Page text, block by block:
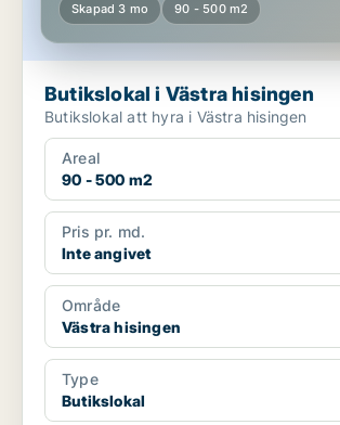
Skapad 3 mo 90 - 500 m2
Butikslokal i Västra hisingen
Butikslokal att hyra i Västra hisingen
Areal
90 - 500 m2
Pris pr. md.
Inte angivet
Område
Västra hisingen
Type
Butikslokal